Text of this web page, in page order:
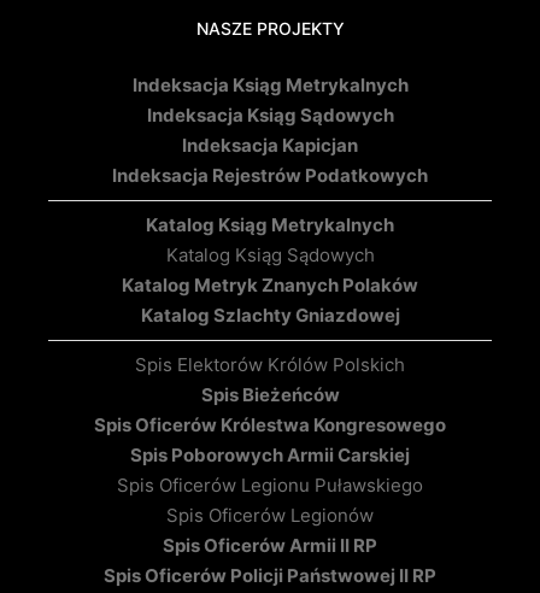
NASZE PROJEKTY
Indeksacja Ksiąg Metrykalnych
Indeksacja Ksiąg Sądowych
Indeksacja Kapicjan
Indeksacja Rejestrów Podatkowych
Katalog Ksiąg Metrykalnych
Katalog Ksiąg Sądowych
Katalog Metryk Znanych Polaków
Katalog Szlachty Gniazdowej
Spis Elektorów Królów Polskich
Spis Bieżeńców
Spis Oficerów Królestwa Kongresowego
Spis Poborowych Armii Carskiej
Spis Oficerów Legionu Puławskiego
Spis Oficerów Legionów
Spis Oficerów Armii II RP
Spis Oficerów Policji Państwowej II RP